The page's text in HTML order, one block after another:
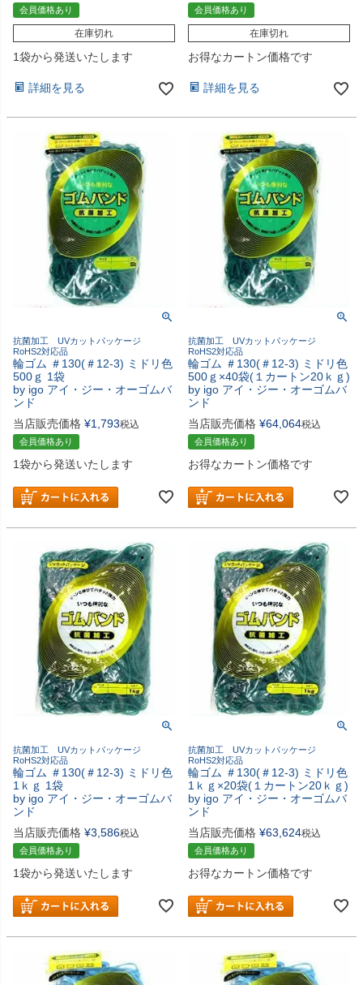
会員価格あり
在庫切れ
1袋から発送いたします
詳細を見る
会員価格あり
在庫切れ
お得なカートン価格です
詳細を見る
抗菌加工 UVカットパッケージ
RoHS2対応品
輪ゴム ＃130(＃12-3) ミドリ色
500ｇ 1袋
by igo アイ・ジー・オーゴムバ
ンド
当店販売価格 ¥1,793税込
会員価格あり
1袋から発送いたします
抗菌加工 UVカットパッケージ
RoHS2対応品
輪ゴム ＃130(＃12-3) ミドリ色
500ｇ×40袋(１カートン20ｋｇ)
by igo アイ・ジー・オーゴムバ
ンド
当店販売価格 ¥64,064税込
会員価格あり
お得なカートン価格です
抗菌加工 UVカットパッケージ
RoHS2対応品
輪ゴム ＃130(＃12-3) ミドリ色
1ｋｇ 1袋
by igo アイ・ジー・オーゴムバ
ンド
当店販売価格 ¥3,586税込
会員価格あり
1袋から発送いたします
抗菌加工 UVカットパッケージ
RoHS2対応品
輪ゴム ＃130(＃12-3) ミドリ色
1ｋｇ×20袋(１カートン20ｋｇ)
by igo アイ・ジー・オーゴムバ
ンド
当店販売価格 ¥63,624税込
会員価格あり
お得なカートン価格です